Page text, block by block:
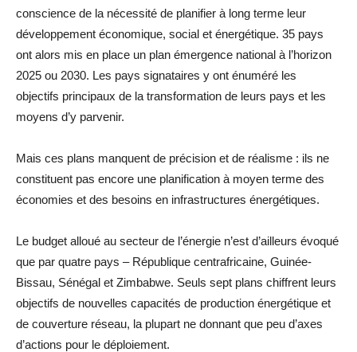
conscience de la nécessité de planifier à long terme leur
développement économique, social et énergétique. 35 pays
ont alors mis en place un plan émergence national à l’horizon
2025 ou 2030. Les pays signataires y ont énuméré les
objectifs principaux de la transformation de leurs pays et les
moyens d’y parvenir.
Mais ces plans manquent de précision et de réalisme : ils ne
constituent pas encore une planification à moyen terme des
économies et des besoins en infrastructures énergétiques.
Le budget alloué au secteur de l’énergie n’est d’ailleurs évoqué
que par quatre pays – République centrafricaine, Guinée-
Bissau, Sénégal et Zimbabwe. Seuls sept plans chiffrent leurs
objectifs de nouvelles capacités de production énergétique et
de couverture réseau, la plupart ne donnant que peu d’axes
d’actions pour le déploiement.